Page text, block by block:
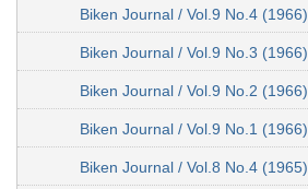
Biken Journal / Vol.9 No.4 (1966)
Biken Journal / Vol.9 No.3 (1966)
Biken Journal / Vol.9 No.2 (1966)
Biken Journal / Vol.9 No.1 (1966)
Biken Journal / Vol.8 No.4 (1965)